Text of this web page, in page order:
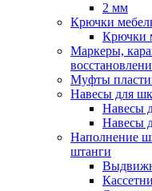
2 мм
Крючки
Крючки
Маркеры,
Муфты
Навесы для
Навесы
Навесы
Наполнение
штанги